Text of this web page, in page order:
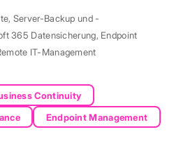
, Server-Backup und -
365 Datensicherung, Endpoint
IT-Management
Continuity
Endpoint Management